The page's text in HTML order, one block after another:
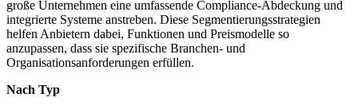
große Unternehmen eine umfassende Compliance-Abdeckung und
integrierte Systeme anstreben. Diese Segmentierungsstrategien
helfen Anbietern dabei, Funktionen und Preismodelle so
anzupassen, dass sie spezifische Branchen- und
Organisationsanforderungen erfüllen.
Nach Typ